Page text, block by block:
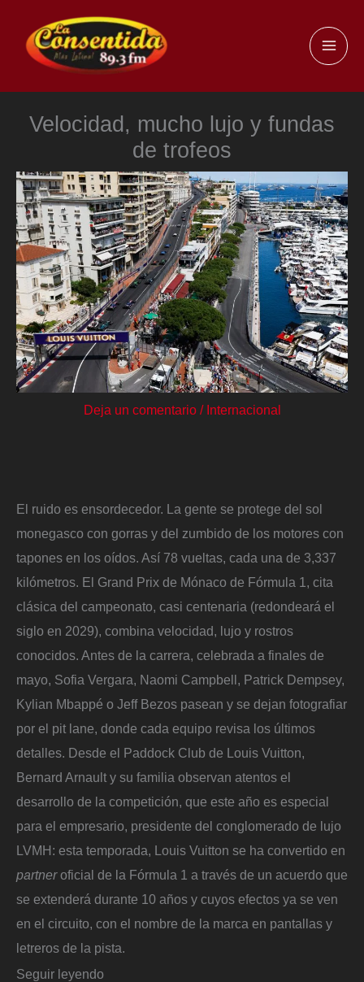
contenido
Velocidad, mucho lujo y fundas
de trofeos
Deja un comentario / Internacional
El ruido es ensordecedor. La gente se protege del sol
monegasco con gorras y del zumbido de los motores con
tapones en los oídos. Así 78 vueltas, cada una de 3,337
kilómetros. El Grand Prix de Mónaco de Fórmula 1, cita
clásica del campeonato, casi centenaria (redondeará el
siglo en 2029), combina velocidad, lujo y rostros
conocidos. Antes de la carrera, celebrada a finales de
mayo, Sofia Vergara, Naomi Campbell, Patrick Dempsey,
Kylian Mbappé o Jeff Bezos pasean y se dejan fotografiar
por el pit lane, donde cada equipo revisa los últimos
detalles. Desde el Paddock Club de Louis Vuitton,
Bernard Arnault y su familia observan atentos el
desarrollo de la competición, que este año es especial
para el empresario, presidente del conglomerado de lujo
LVMH: esta temporada, Louis Vuitton se ha convertido en
partneroficial de la Fórmula 1 a través de un acuerdo que
se extenderá durante 10 años y cuyos efectos ya se ven
en el circuito, con el nombre de la marca en pantallas y
letreros de la pista.
Seguir leyendo